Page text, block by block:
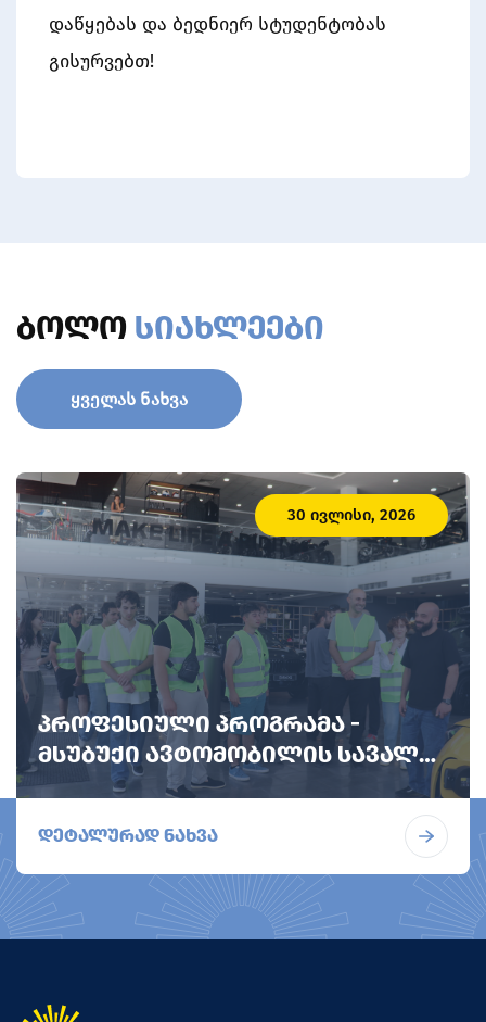
დაწყებას და ბედნიერ სტუდენტობას
გისურვებთ!
ᲑᲝᲚᲝ ᲡᲘᲐᲮᲚᲔᲔᲑᲘ
ᲧᲕᲔᲚᲐᲡ ᲜᲐᲮᲕᲐ
30 ᲘᲕᲚᲘᲡᲘ, 2026
ᲞᲠᲝᲤᲔᲡᲘᲣᲚᲘ ᲞᲠᲝᲒᲠᲐᲛᲐ -
ᲛᲡᲣᲑᲣᲥᲘ ᲐᲕᲢᲝᲛᲝᲑᲘᲚᲘᲡ ᲡᲐᲕᲐᲚᲘ
ᲜᲐᲬᲘᲚᲘᲡ ᲨᲔᲙᲔᲗᲔᲑᲘᲡ
ᲡᲢᲣᲓᲔᲜᲢᲔᲑᲘ ᲐᲕᲢᲝᲘᲜᲓᲣᲡᲢᲠᲘᲣᲚ
ᲙᲝᲛᲞᲐᲜᲘᲐᲡ ᲡᲢᲣᲛᲠᲝᲑᲓᲜᲔᲜ
დეტალურად ნახვა